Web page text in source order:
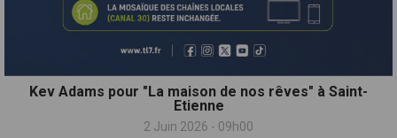
Kev Adams pour "La maison de nos rêves" à Saint-
Etienne
2 Juin 2026 - 09h00